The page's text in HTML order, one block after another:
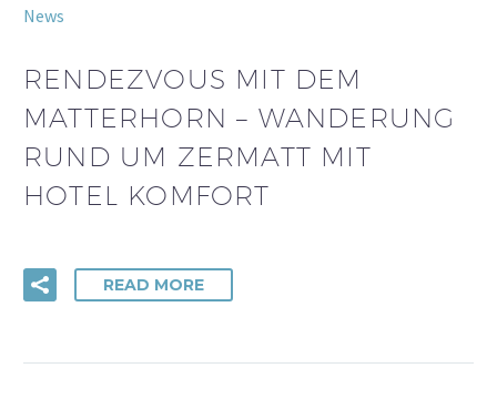
News
RENDEZVOUS MIT DEM
MATTERHORN – WANDERUNG
RUND UM ZERMATT MIT
HOTEL KOMFORT
READ MORE